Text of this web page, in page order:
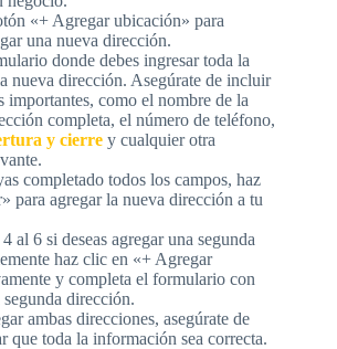
«+ Agregar ubicación» para
una nueva dirección.
donde debes ingresar toda la
nueva dirección. Asegúrate de incluir
importantes, como el nombre de la
completa, el número de teléfono,
y cierre y cualquier otra
completado todos los campos, haz
para agregar la nueva dirección a tu
al 6 si deseas agregar una segunda
haz clic en «+ Agregar
y completa el formulario con
dirección.
ambas direcciones, asegúrate de
que toda la información sea correcta.